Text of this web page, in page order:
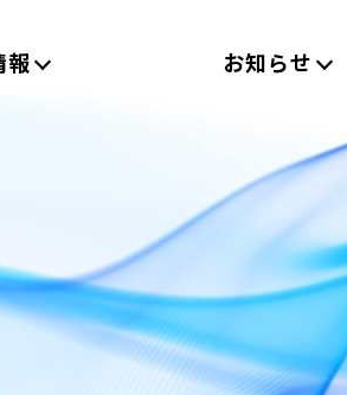
報 お知らせ